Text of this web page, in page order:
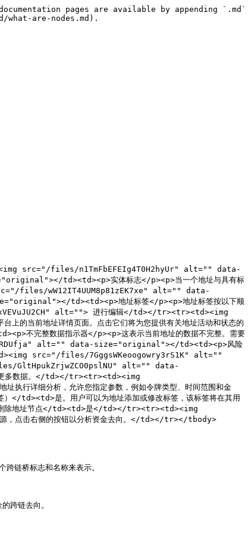
pages are available by appending `.md`
are-nodes.md).
src="/files/n1TmFbEFEIg4T0H2hyUr" alt="" data-
td><td><p>实体标志</p><p>当一个地址与具有标
src="/files/wW12IT4UUM8p81zEK7xe" alt="" data-
td><td><p>地址标签</p><p>地址标签按以下顺
alt=""> 进行编辑</td></tr><tr><td><img
前地址详情页面。点击它们将为您提供有关地址活动和状态的
数据指示器</p><p>这表示当前地址的数据不完整。需要
alt="" data-size="original"></td><td><p>风险
src="/files/7GggsWKeoogowry3rS1K" alt=""
GltHpukZrjwZCO0pslNU" alt="" data-
更多数据。</td></tr><tr><td><img
细分析，允许您指定参数，例如令牌类型、时间范围和金
是。用户可以为地址添加或修改标签，该标签将在其用
地址节点</td><td>是</td></tr><tr><td><img
击右侧的按钮以分析资金去向。</td></tr></tbody>
链桥标志和名称来表示。
跨链去向。